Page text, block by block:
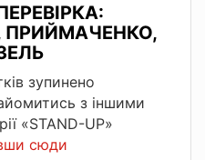
ПРИЙМАЧЕНКО,
зупинено
з іншими
«STAND-UP»
сюди